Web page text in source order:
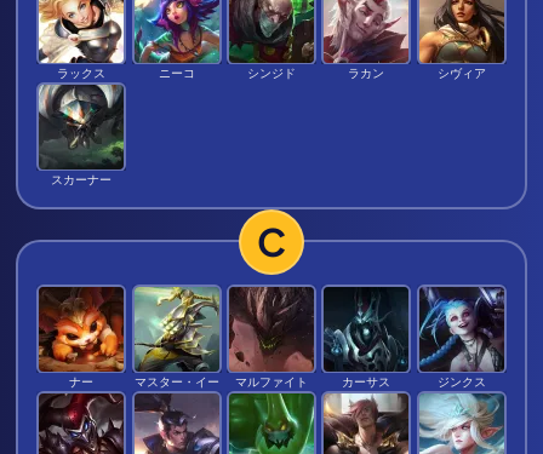
ラックス ニーコ シンジド ラカン シヴィア
スカーナー
C
ナー マスター・イー マルファイト カーサス ジンクス